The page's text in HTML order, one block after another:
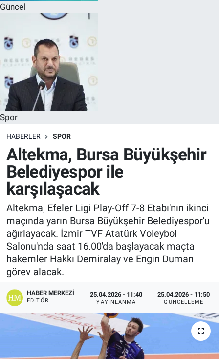
Güncel
Spor
HABERLER SPOR
Altekma, Bursa Büyükşehir
Belediyespor ile
karşılaşacak
Altekma, Efeler Ligi Play-Off 7-8 Etabı'nın ikinci
maçında yarın Bursa Büyükşehir Belediyespor'u
ağırlayacak. İzmir TVF Atatürk Voleybol
Salonu'nda saat 16.00'da başlayacak maçta
hakemler Hakkı Demiralay ve Engin Duman
görev alacak.
HABER MERKEZI
EDITÖR
25.04.2026 - 11:40
YAYINLANMA
25.04.2026 - 11:50
GÜNCELLEME